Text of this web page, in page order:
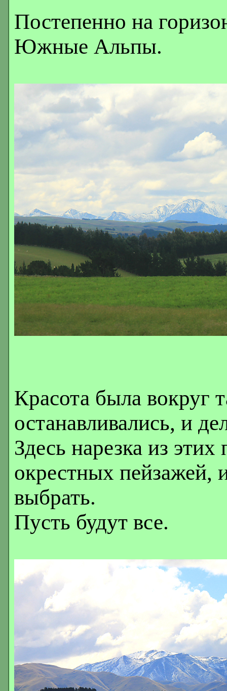
Постепенно на
Южные Альпы.
Красота была вокруг
останавливались, и
Здесь нарезка из
окрестных пейзажей,
выбрать.
Пусть будут все.